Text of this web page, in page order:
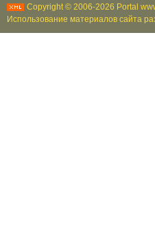
Copyright © 2006-2026 Portal
Использование материалов сайта